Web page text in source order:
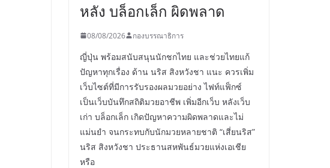
หลัง บล็อกเล็ก ผิดพลาด
08/08/2026 กองบรรณาธิการ
ญี่ปุ่น พร้อมสนับสนุนนักชกไทย และช่วยไทยแก้
ปัญหาทุกเรื่อง ด้าน นริส สิงหวังชา แนะ ควรเพิ่ม
เว็บไซต์ที่มีการรับรองผลมวยอย่าง ไฟท์แฟ็กซ์
เป็นเว็บบันทึกสถิติมวยอาชีพ เพิ่มอีกเว็บ หลังเว็บ
เก่า บล็อกเล็ก เกิดปัญหาความผิดพลาดและไม่
แม่นยำ จนกระทบกับนักมวยหลายชาติ “เสี่ยนริส”
นริส สิงหวังชา ประธานสหพันธ์มวยแห่งเอเชีย
หรือ